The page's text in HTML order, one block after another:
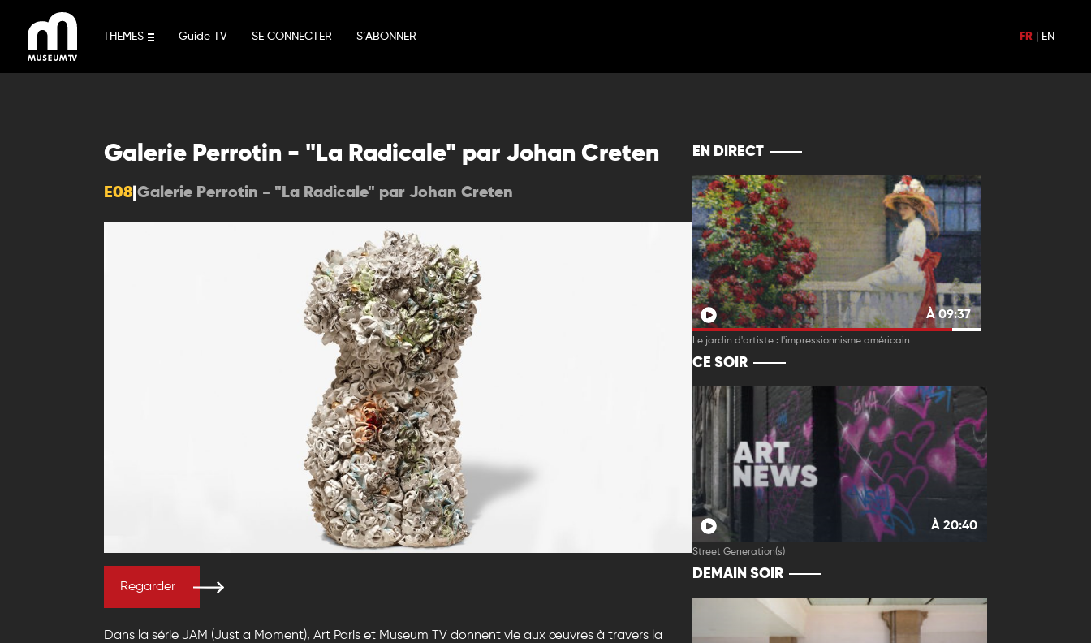
contenu
THEMES Guide TV SE CONNECTER S’ABONNER FR EN
Galerie Perrotin - "La Radicale" par Johan Creten
E08 Galerie Perrotin - "La Radicale" par Johan Creten
Regarder
Dans la série JAM (Just a Moment), Art Paris et Museum TV donnent vie aux œuvres à travers la
EN DIRECT
À 09:37
Le jardin d'artiste : l'impressionnisme américain
CE SOIR
À 20:40
Street Generation(s)
DEMAIN SOIR